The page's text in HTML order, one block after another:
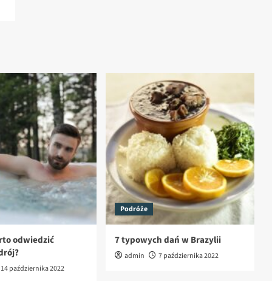
odwiedzić
14 października 2022
Podróże
7 typowych dań w Brazylii
admin 7 października 2022